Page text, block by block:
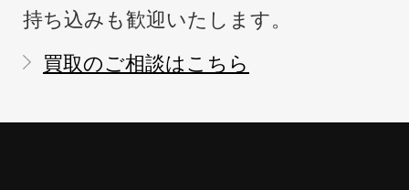
持ち込みも歓迎いたします。
買取のご相談はこちら